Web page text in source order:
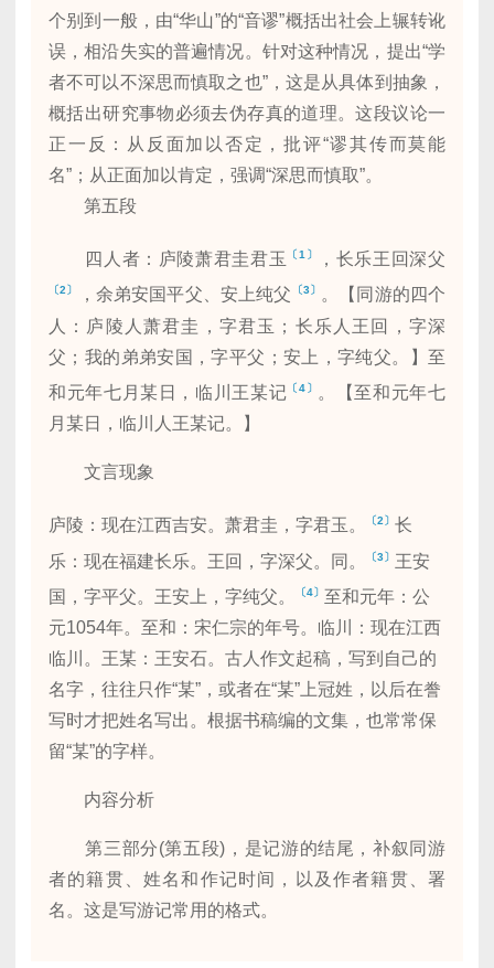
个别到一般，由“华山”的“音谬”概括出社会上辗转讹
误，相沿失实的普遍情况。针对这种情况，提出“学
者不可以不深思而慎取之也”，这是从具体到抽象，
概括出研究事物必须去伪存真的道理。这段议论一
正一反：从反面加以否定，批评“谬其传而莫能
名”；从正面加以肯定，强调“深思而慎取”。
第五段
四人者：庐陵萧君圭君玉 〔1〕 ，长乐王回深父
〔2〕 ，余弟安国平父、安上纯父 〔3〕 。【同游的四个
人：庐陵人萧君圭，字君玉；长乐人王回，字深
父；我的弟弟安国，字平父；安上，字纯父。】至
和元年七月某日，临川王某记 〔4〕
。【至和元年七
月某日，临川人王某记。】
文言现象
庐陵：现在江西吉安。萧君圭，字君玉。 〔2〕 长
乐：现在福建长乐。王回，字深父。同。
〔3〕 王安
国，字平父。王安上，字纯父。
〔4〕 至和元年：公
元1054年。至和：宋仁宗的年号。临川：现在江西
临川。王某：王安石。古人作文起稿，写到自己的
名字，往往只作“某”，或者在“某”上冠姓，以后在誊
写时才把姓名写出。根据书稿编的文集，也常常保
留“某”的字样。
内容分析
第三部分(第五段)，是记游的结尾，补叙同游
者的籍贯、姓名和作记时间，以及作者籍贯、署
名。这是写游记常用的格式。